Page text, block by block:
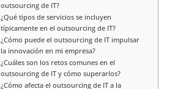
outsourcing de IT?
¿Qué tipos de servicios se incluyen
típicamente en el outsourcing de IT?
¿Cómo puede el outsourcing de IT impulsar
la innovación en mi empresa?
¿Cuáles son los retos comunes en el
outsourcing de IT y cómo superarlos?
¿Cómo afecta el outsourcing de IT a la